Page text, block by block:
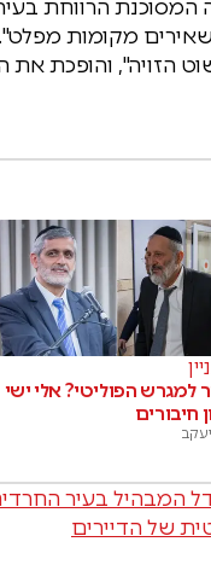
הרווחת
מקומות מפלט".
הזויה", והופכת את
למגרש הפוליטי? אלי ישי
חיבורים
המבהיל בעיר
של הדיירים